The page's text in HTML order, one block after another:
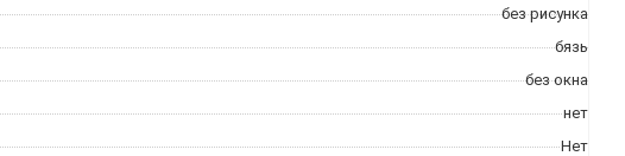
без рисунка
бязь
без окна
нет
Нет